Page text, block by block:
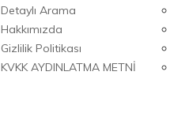
Detaylı Arama
Hakkımızda
Gizlilik Politikası
KVKK AYDINLATMA METNİ